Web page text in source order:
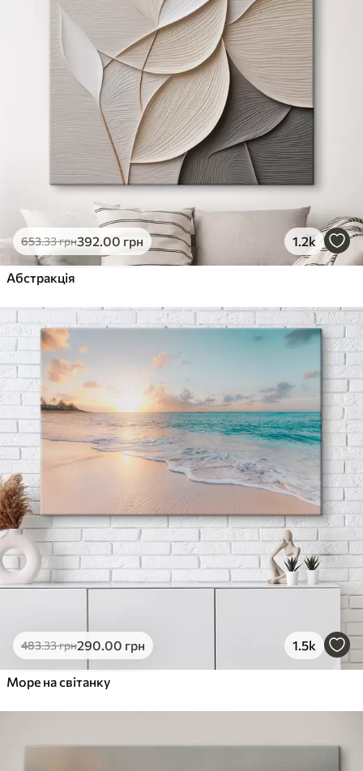
653.33грн392.00 грн 1.2k
Абстракція
483.33грн290.00 грн 1.5k
Море на світанку